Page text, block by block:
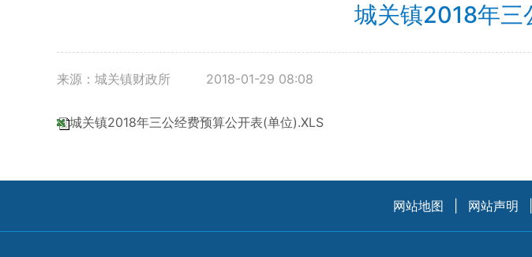
城关镇2018年三
来源：城关镇财政所 2018-01-29 08:08
城关镇2018年三公经费预算公开表(单位).XLS
网站地图 网站声明